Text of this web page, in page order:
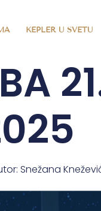
KEPLER U SVETU
Snežana